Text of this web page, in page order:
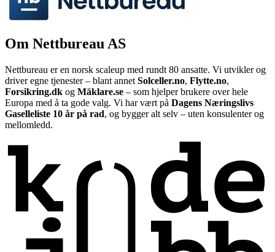
Om Nettbureau AS
Nettbureau er en norsk scaleup med rundt 80 ansatte. Vi utvikler og
driver egne tjenester – blant annet Solceller.no, Flytte.no,
Forsikring.dk og Mäklare.se – som hjelper brukere over hele
Europa med å ta gode valg. Vi har vært på Dagens Næringslivs
Gaselleliste 10 år på rad, og bygger alt selv – uten konsulenter og
mellomledd.